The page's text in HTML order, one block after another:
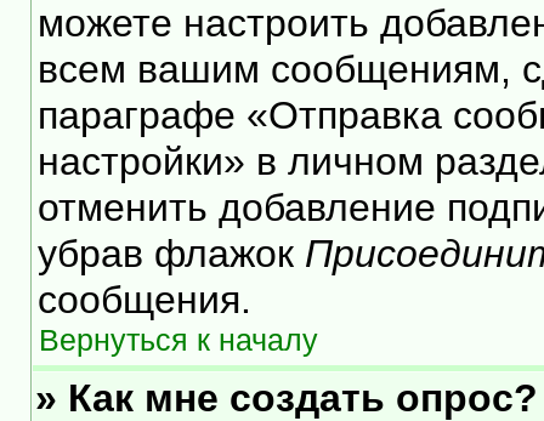
можете настроить
всем вашим сообщениям,
параграфе «Отправка
настройки» в личном
отменить добавление
убрав флажок
сообщения.
Вернуться к началу
» Как мне создать опрос?